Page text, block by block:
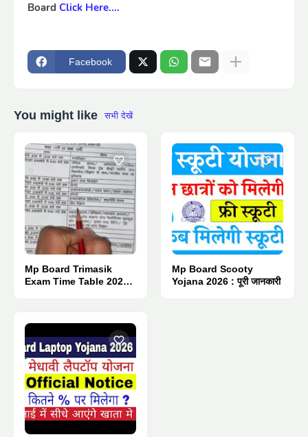
Board Click Here....
Facebook
You might like सभी देखें
Mp Board Trimasik
Exam Time Table 2026 :
Mp Board Scooty
Yojana 2026 : पूरी जानकारी